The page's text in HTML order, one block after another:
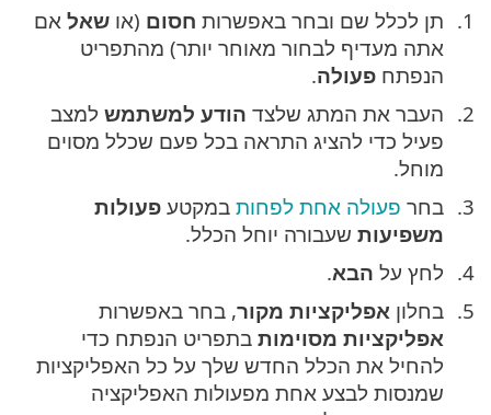
תן לכלל שם ובחר באפשרות חסום (או שאל אם
אתה מעדיף לבחור מאוחר יותר) מהתפריט
הנפתח פעולה.
העבר את המתג שלצד הודע למשתמש למצב
פעיל כדי להציג התראה בכל פעם שכלל מסוים
מוחל.
בחר פעולה אחת לפחות במקטע פעולות
משפיעות שעבורה יוחל הכלל.
לחץ על הבא.
בחלון אפליקציות מקור, בחר באפשרות
אפליקציות מסוימות בתפריט הנפתח כדי
להחיל את הכלל החדש שלך על כל האפליקציות
שמנסות לבצע אחת מפעולות האפליקציה